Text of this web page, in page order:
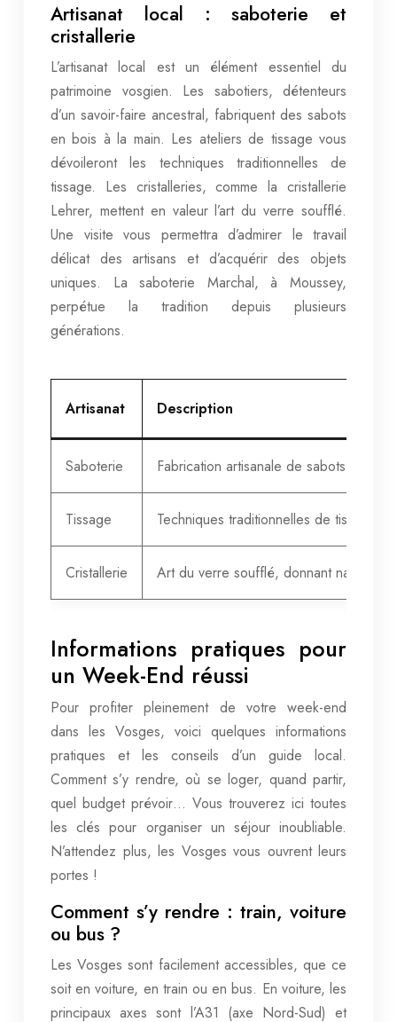
Artisanat local : saboterie et
cristallerie
L’artisanat local est un élément essentiel du
patrimoine vosgien. Les sabotiers, détenteurs
d’un savoir-faire ancestral, fabriquent des sabots
en bois à la main. Les ateliers de tissage vous
dévoileront les techniques traditionnelles de
tissage. Les cristalleries, comme la cristallerie
Lehrer, mettent en valeur l’art du verre soufflé.
Une visite vous permettra d’admirer le travail
délicat des artisans et d’acquérir des objets
uniques. La saboterie Marchal, à Moussey,
perpétue la tradition depuis plusieurs
générations.
Artisanat Description
Saboterie Fabrication artisanale de sabots en
Tissage Techniques traditionnelles de tissage,
Cristallerie Art du verre soufflé, donnant
Informations pratiques pour
un Week-End réussi
Pour profiter pleinement de votre week-end
dans les Vosges, voici quelques informations
pratiques et les conseils d’un guide local.
Comment s’y rendre, où se loger, quand partir,
quel budget prévoir… Vous trouverez ici toutes
les clés pour organiser un séjour inoubliable.
N’attendez plus, les Vosges vous ouvrent leurs
portes !
Comment s’y rendre : train, voiture
ou bus ?
Les Vosges sont facilement accessibles, que ce
soit en voiture, en train ou en bus. En voiture, les
principaux axes sont l’A31 (axe Nord-Sud) et